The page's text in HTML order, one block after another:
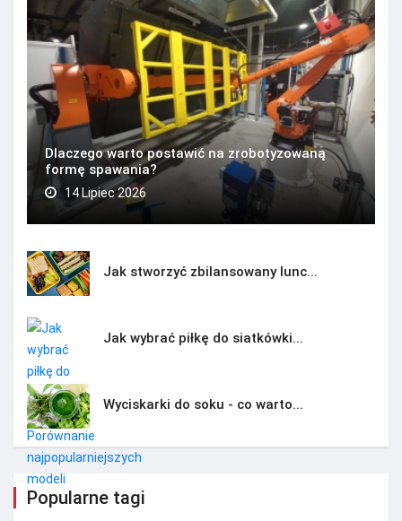
Dlaczego warto postawić na zrobotyzowaną
formę spawania?
14 Lipiec 2026
Jak stworzyć zbilansowany lunc...
Jak wybrać piłkę do siatkówki...
Wyciskarki do soku - co warto...
Popularne tagi